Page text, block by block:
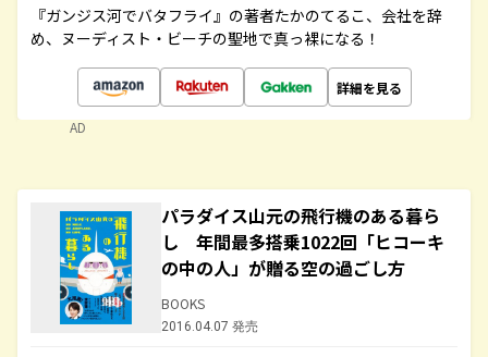
『ガンジス河でバタフライ』の著者たかのてるこ、会社を辞
め、ヌーディスト・ビーチの聖地で真っ裸になる！
詳細を見る
AD
パラダイス山元の飛行機のある暮ら
し 年間最多搭乗1022回「ヒコーキ
の中の人」が贈る空の過ごし方
BOOKS
2016.04.07 発売